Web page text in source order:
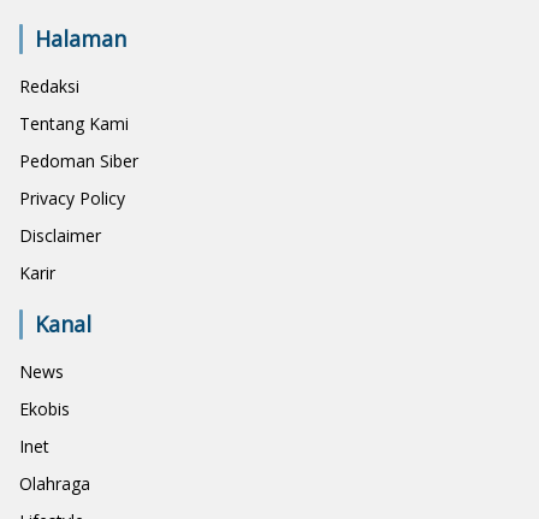
Halaman
Redaksi
Tentang Kami
Pedoman Siber
Privacy Policy
Disclaimer
Karir
Kanal
News
Ekobis
Inet
Olahraga